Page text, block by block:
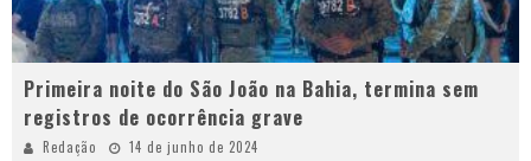
Primeira noite do São João na Bahia, termina sem
registros de ocorrência grave
Redação
14 de junho de 2024